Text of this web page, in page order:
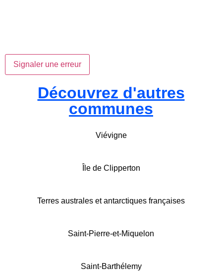
Signaler une erreur
Découvrez d'autres
communes
Viévigne
Île de Clipperton
Terres australes et antarctiques françaises
Saint-Pierre-et-Miquelon
Saint-Barthélemy